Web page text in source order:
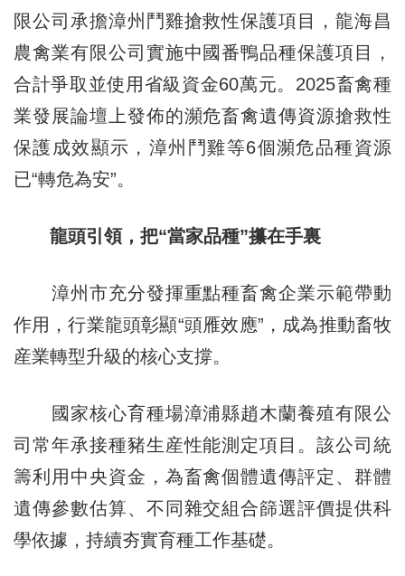
限公司承擔漳州鬥雞搶救性保護項目，龍海昌
農禽業有限公司實施中國番鴨品種保護項目，
合計爭取並使用省級資金60萬元。2025畜禽種
業發展論壇上發佈的瀕危畜禽遺傳資源搶救性
保護成效顯示，漳州鬥雞等6個瀕危品種資源
已“轉危為安”。
龍頭引領，把“當家品種”攥在手裏
漳州市充分發揮重點種畜禽企業示範帶動
作用，行業龍頭彰顯“頭雁效應”，成為推動畜牧
産業轉型升級的核心支撐。
國家核心育種場漳浦縣趙木蘭養殖有限公
司常年承接種豬生産性能測定項目。該公司統
籌利用中央資金，為畜禽個體遺傳評定、群體
遺傳參數估算、不同雜交組合篩選評價提供科
學依據，持續夯實育種工作基礎。